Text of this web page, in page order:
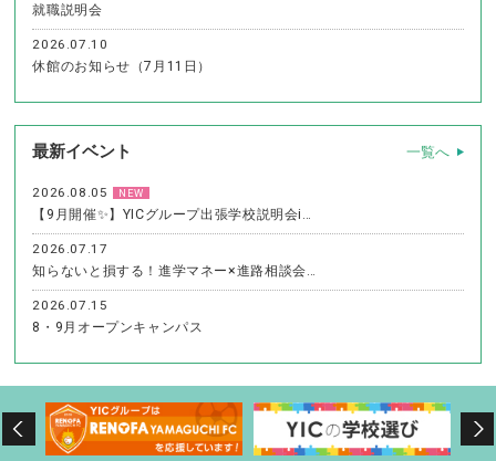
就職説明会
2026.07.10
休館のお知らせ（7月11日）
最新イベント 一覧へ
2026.08.05 NEW
【9月開催✨】YICグループ出張学校説明会i…
2026.07.17
知らないと損する！進学マネー×進路相談会…
2026.07.15
8・9月オープンキャンパス